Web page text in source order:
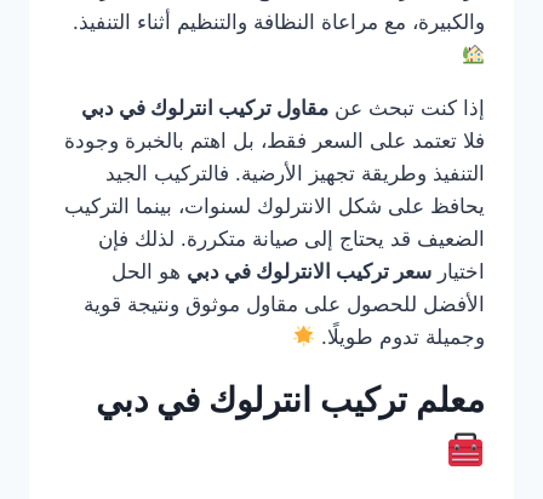
والكبيرة، مع مراعاة النظافة والتنظيم أثناء التنفيذ.
إذا كنت تبحث عن مقاول تركيب انترلوك في دبي
فلا تعتمد على السعر فقط، بل اهتم بالخبرة وجودة
التنفيذ وطريقة تجهيز الأرضية. فالتركيب الجيد
يحافظ على شكل الانترلوك لسنوات، بينما التركيب
الضعيف قد يحتاج إلى صيانة متكررة. لذلك فإن
اختيار سعر تركيب الانترلوك في دبي هو الحل
الأفضل للحصول على مقاول موثوق ونتيجة قوية
وجميلة تدوم طويلًا.
معلم تركيب انترلوك في دبي